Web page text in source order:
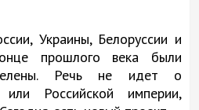
Украины, Белоруссии и
прошлого века были
Речь не идет о
Российской империи,